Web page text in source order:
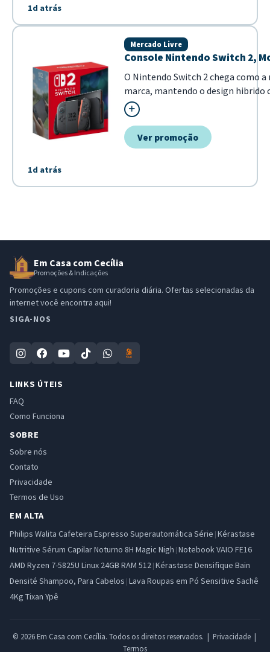
1d atrás
1d atrás
Console Nintendo Switch 2,
Mercado Livre
O Nintendo Switch 2 chega como a
marca, mantendo o design
alternar entre o modo portatil e o
nacional conta com o padrao de
praticidade na insta...
Ver promoção
Em Casa com Cecília
Promoções & Indicações
Promoções e cupons com curadoria diária. Ofertas selecionadas da
internet você encontra aqui!
SIGA-NOS
LINKS ÚTEIS
FAQ
Como Funciona
SOBRE
Sobre nós
Contato
Privacidade
Termos de Uso
EM ALTA
Philips Walita Cafeteira Espresso Superautomática Série | Kérastase
Nutritive Sérum Capilar Noturno 8H Magic Nigh | Notebook VAIO FE16
AMD Ryzen 7-5825U Linux 24GB RAM 512 | Kérastase Densifique Bain
Densité Shampoo, Para Cabelos | Lava Roupas em Pó Sensitive Sachê
4Kg Tixan Ypê
© 2026 Em Casa com Cecília. Todos os direitos reservados. | Privacidade|
Termos